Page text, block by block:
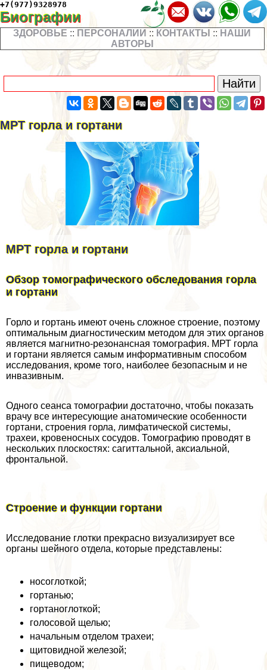
+7(977)9328978
Биографии
ЗДОРОВЬЕ :: ПЕРСОНАЛИИ :: КОНТАКТЫ :: НАШИ
АВТОРЫ
МРТ горла и гортани
МРТ горла и гортани
Обзор томографического обследования горла
и гортани
Горло и гортань имеют очень сложное строение, поэтому
оптимальным диагностическим методом для этих органов
является магнитно-резонансная томография. МРТ горла
и гортани является самым информативным способом
исследования, кроме того, наиболее безопасным и не
инвазивным.
Одного сеанса томографии достаточно, чтобы показать
врачу все интересующие анатомические особенности
гортани, строения горла, лимфатической системы,
трахеи, кровеносных сосудов. Томографию проводят в
нескольких плоскостях: сагиттальной, аксиальной,
фронтальной.
Строение и функции гортани
Исследование глотки прекрасно визуализирует все
органы шейного отдела, которые представлены:
носоглоткой;
гортанью;
гортаноглоткой;
голосовой щелью;
начальным отделом трахеи;
щитовидной железой;
пищеводом;